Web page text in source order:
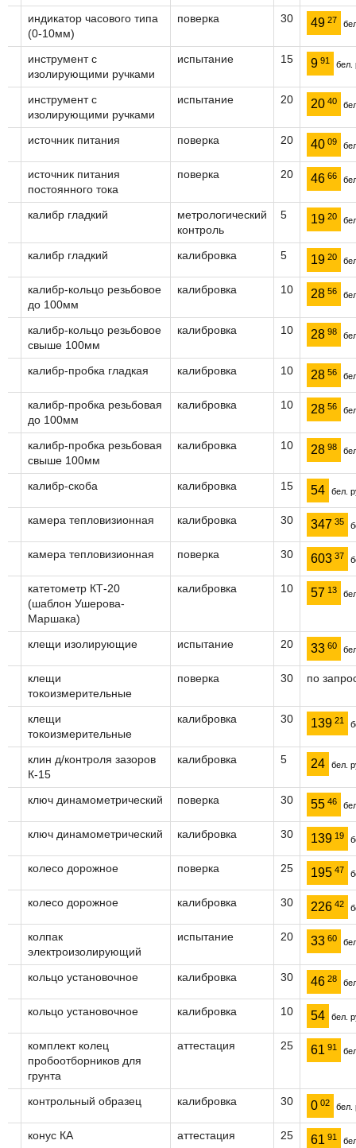
индикатор часового типа
(0-10мм)
поверка 30 49 27
инструмент с
изолирующими ручками
испытание 15 9 91 бел.
инструмент с
изолирующими ручками
испытание 20 20 40
источник питания поверка 20 40 09
источник питания
постоянного тока
поверка 20 46 66
калибр гладкий
метрологический
контроль
5 19 20
калибр гладкий калибровка 5 19 20
калибр-кольцо резьбовое
до 100мм
калибровка 10 28 56
калибр-кольцо резьбовое
свыше 100мм
калибровка 10 28 98
калибр-пробка гладкая калибровка 10 28 56
калибр-пробка резьбовая
до 100мм
калибровка 10 28 56
калибр-пробка резьбовая
свыше 100мм
калибровка 10 28 98
калибр-скоба калибровка 15 54 бел.
камера тепловизионная калибровка 30 347 35
камера тепловизионная поверка 30 603 37
катетометр КТ-20
(шаблон Ушерова-
Маршака)
калибровка 10 57 13
клещи изолирующие испытание 20 33 60
клещи
токоизмерительные
поверка 30 по
клещи
токоизмерительные
калибровка 30 139 21
клин д/контроля зазоров
К-15
калибровка 5 24 бел.
ключ динамометрический поверка 30 55 46
ключ динамометрический калибровка 30 139 19
колесо дорожное поверка 25 195 47
колесо дорожное калибровка 30 226 42
колпак
электроизолирующий
испытание 20 33 60
кольцо установочное калибровка 30 46 28
кольцо установочное калибровка 10 54 бел.
комплект колец
пробоотборников для
грунта
аттестация 25 61 91
контрольный образец калибровка 30 0 02 бел.
конус КА аттестация 25 61 91